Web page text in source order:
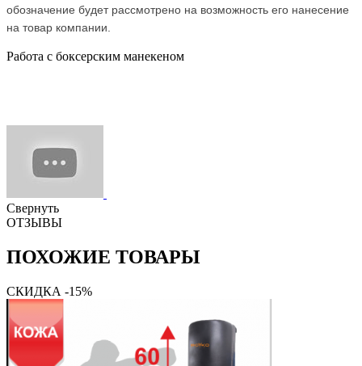
обозначение будет рассмотрено на возможность его нанесение
на товар компании.
Работа с боксерским манекеном
Свернуть
ОТЗЫВЫ
ПОХОЖИЕ ТОВАРЫ
СКИДКА -15%